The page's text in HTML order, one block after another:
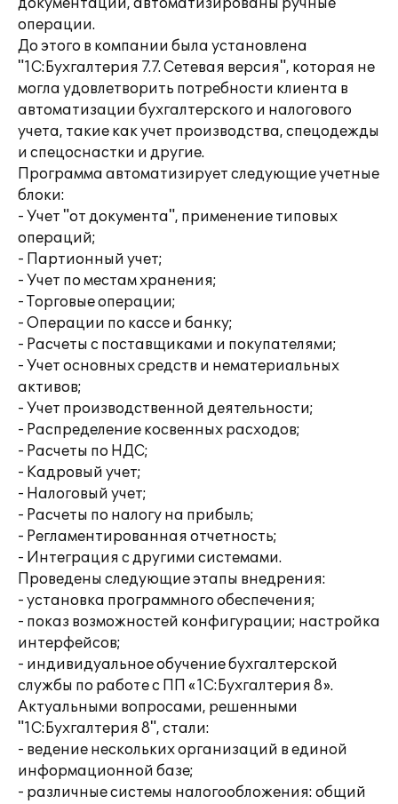
документации, автоматизированы ручные
операции.
До этого в компании была установлена
"1С:Бухгалтерия 7.7. Сетевая версия", которая не
могла удовлетворить потребности клиента в
автоматизации бухгалтерского и налогового
учета, такие как учет производства, спецодежды
и спецоснастки и другие.
Программа автоматизирует следующие учетные
блоки:
- Учет "от документа", применение типовых
операций;
- Партионный учет;
- Учет по местам хранения;
- Торговые операции;
- Операции по кассе и банку;
- Расчеты с поставщиками и покупателями;
- Учет основных средств и нематериальных
активов;
- Учет производственной деятельности;
- Распределение косвенных расходов;
- Расчеты по НДС;
- Кадровый учет;
- Налоговый учет;
- Расчеты по налогу на прибыль;
- Регламентированная отчетность;
- Интеграция с другими системами.
Проведены следующие этапы внедрения:
- установка программного обеспечения;
- показ возможностей конфигурации; настройка
интерфейсов;
- индивидуальное обучение бухгалтерской
службы по работе с ПП «1С:Бухгалтерия 8».
Актуальными вопросами, решенными
"1С:Бухгалтерия 8", стали:
- ведение нескольких организаций в единой
информационной базе;
- различные системы налогообложения: общий